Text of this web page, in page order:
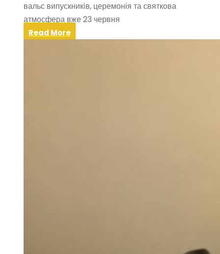
вальс випускників, церемонія та святкова
атмосфера вже 23 червня
Read More